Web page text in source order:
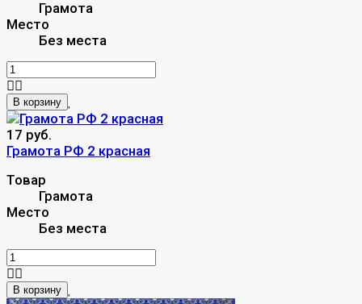
Грамота
Место
Без места
В корзину
17 руб.
Грамота РФ 2 красная
Товар
Грамота
Место
Без места
В корзину